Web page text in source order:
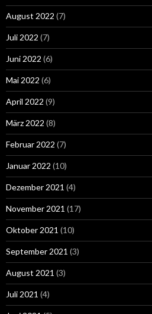
August 2022 (7)
Juli 2022 (7)
Juni 2022 (6)
Mai 2022 (6)
April 2022 (9)
März 2022 (8)
Februar 2022 (7)
Januar 2022 (10)
Dezember 2021 (4)
November 2021 (17)
Oktober 2021 (10)
September 2021 (3)
August 2021 (3)
Juli 2021 (4)